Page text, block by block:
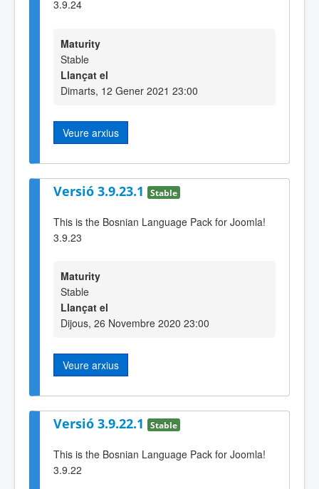
3.9.24
Maturity
Stable
Llançat el
Dimarts, 12 Gener 2021 23:00
Veure arxius
Versió 3.9.23.1 Stable
This is the Bosnian Language Pack for Joomla!
3.9.23
Maturity
Stable
Llançat el
Dijous, 26 Novembre 2020 23:00
Veure arxius
Versió 3.9.22.1 Stable
This is the Bosnian Language Pack for Joomla!
3.9.22